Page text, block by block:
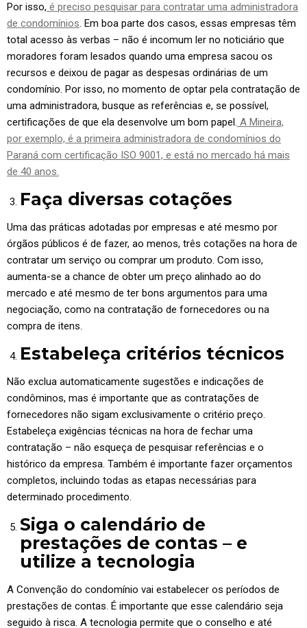
Por isso, é preciso pesquisar para contratar uma administradora
de condomínios. Em boa parte dos casos, essas empresas têm
total acesso às verbas – não é incomum ler no noticiário que
moradores foram lesados quando uma empresa sacou os
recursos e deixou de pagar as despesas ordinárias de um
condomínio. Por isso, no momento de optar pela contratação de
uma administradora, busque as referências e, se possível,
certificações de que ela desenvolve um bom papel. A Mineira,
por exemplo, é a primeira administradora de condomínios do
Paraná com certificação ISO 9001, e está no mercado há mais
de 40 anos.
Faça diversas cotações
Uma das práticas adotadas por empresas e até mesmo por
órgãos públicos é de fazer, ao menos, três cotações na hora de
contratar um serviço ou comprar um produto. Com isso,
aumenta-se a chance de obter um preço alinhado ao do
mercado e até mesmo de ter bons argumentos para uma
negociação, como na contratação de fornecedores ou na
compra de itens.
Estabeleça critérios técnicos
Não exclua automaticamente sugestões e indicações de
condôminos, mas é importante que as contratações de
fornecedores não sigam exclusivamente o critério preço.
Estabeleça exigências técnicas na hora de fechar uma
contratação – não esqueça de pesquisar referências e o
histórico da empresa. Também é importante fazer orçamentos
completos, incluindo todas as etapas necessárias para
determinado procedimento.
Siga o calendário de
prestações de contas – e
utilize a tecnologia
A Convenção do condomínio vai estabelecer os períodos de
prestações de contas. É importante que esse calendário seja
seguido à risca. A tecnologia permite que o conselho e até